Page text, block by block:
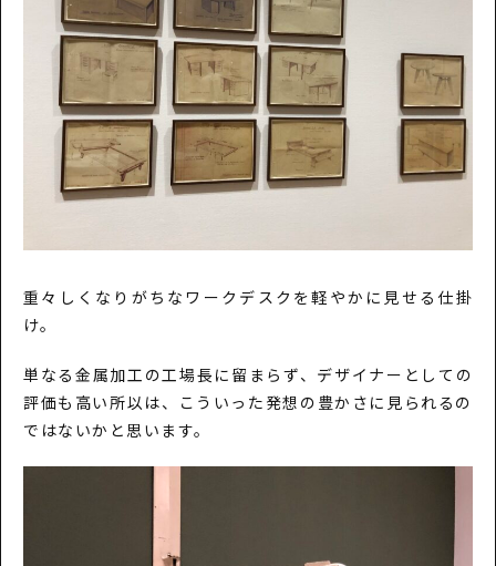
重々しくなりがちなワークデスクを軽やかに見せる仕掛
け。
単なる金属加工の工場長に留まらず、デザイナーとしての
評価も高い所以は、こういった発想の豊かさに見られるの
ではないかと思います。